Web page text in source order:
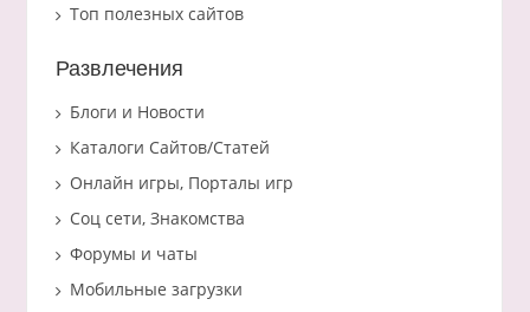
Топ полезных сайтов
Развлечения
Блоги и Новости
Каталоги Сайтов/Статей
Онлайн игры, Порталы игр
Соц сети, Знакомства
Форумы и чаты
Мобильные загрузки